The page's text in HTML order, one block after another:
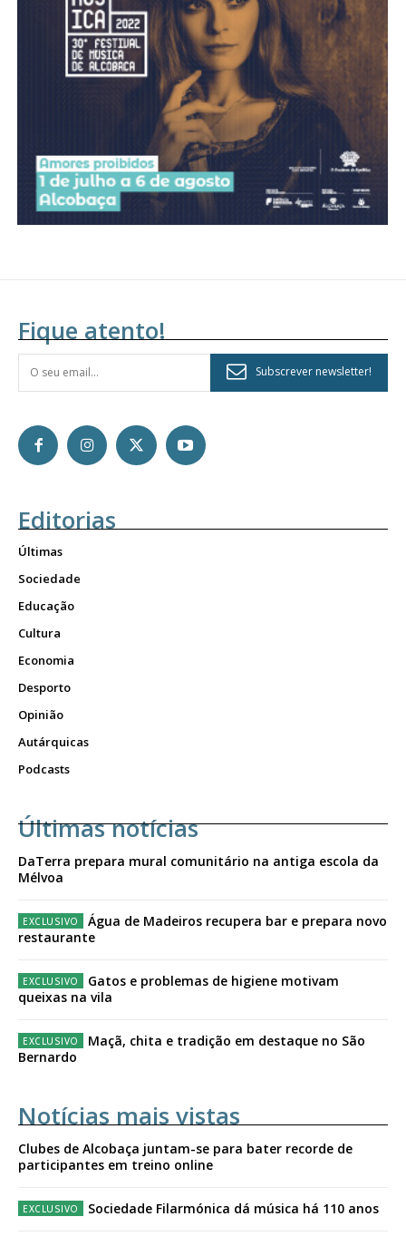
Acesso aos conteúdos Exclusivos para
assinantes
Ofertas para assinatura anual
Escolha o plano
Fique atento!
Subscrever newsletter!
Editorias
Últimas
Sociedade
Educação
Cultura
Economia
Desporto
Opinião
Autárquicas
Podcasts
Últimas notícias
DaTerra prepara mural comunitário na antiga escola da
Mélvoa
Água de Madeiros recupera bar e prepara novo
restaurante
Gatos e problemas de higiene motivam
queixas na vila
Maçã, chita e tradição em destaque no São
Bernardo
Notícias mais vistas
Clubes de Alcobaça juntam-se para bater recorde de
participantes em treino online
Sociedade Filarmónica dá música há 110 anos